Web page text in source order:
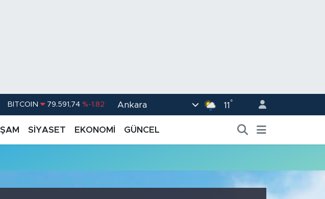
BITCOIN 79.591,74 %-1.82 Ankara 11 °
SİYASET EKONOMİ GÜNCEL